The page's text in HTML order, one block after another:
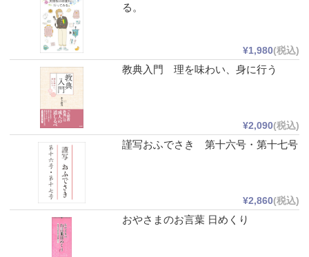
る。
¥1,980(税込)
教典入門 理を味わい、身に行う
¥2,090(税込)
謹写おふでさき 第十六号・第十七号
¥2,860(税込)
おやさまのお言葉 日めくり